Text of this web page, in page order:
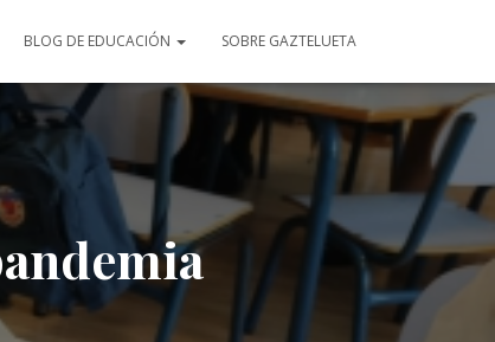
BLOG DE EDUCACIÓN SOBRE GAZTELUETA